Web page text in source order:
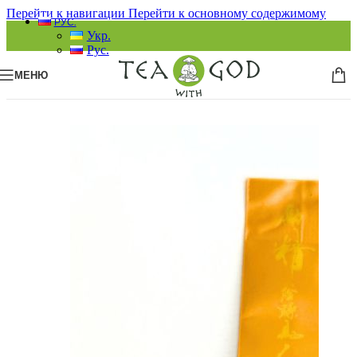
Перейти к навигации Перейти к основному содержимому
РУС.
Укр.
Рус.
МЕНЮ